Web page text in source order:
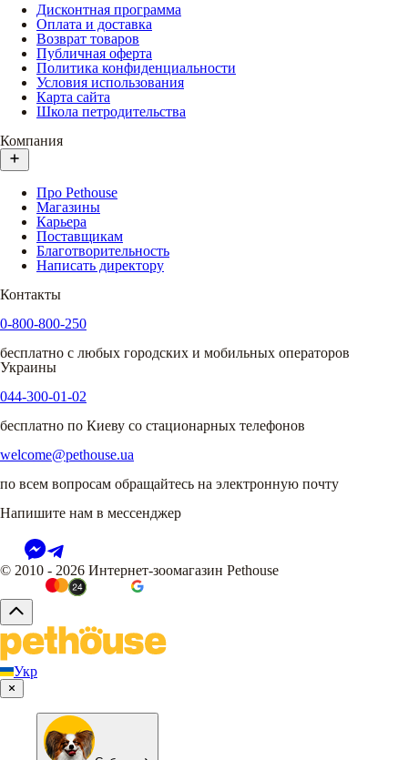
Дисконтная программа
Оплата и доставка
Возврат товаров
Публичная оферта
Политика конфиденциальности
Условия использования
Карта сайта
Школа петродительства
Компания
Про Pethouse
Магазины
Карьера
Поставщикам
Благотворительность
Написать директору
Контакты
0-800-800-250
бесплатно с любых городских и мобильных операторов
Украины
044-300-01-02
бесплатно по Киеву со стационарных телефонов
welcome@pethouse.ua
по всем вопросам обращайтесь на электронную почту
Напишите нам в мессенджер
© 2010 - 2026 Интернет-зоомагазин Pethouse
Укр